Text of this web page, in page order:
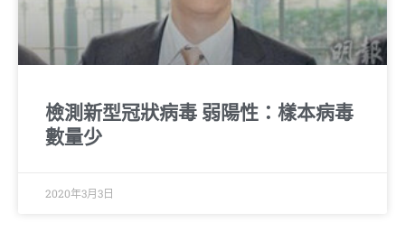
檢測新型冠狀病毒 弱陽性：樣本病毒
數量少
2020年3月3日